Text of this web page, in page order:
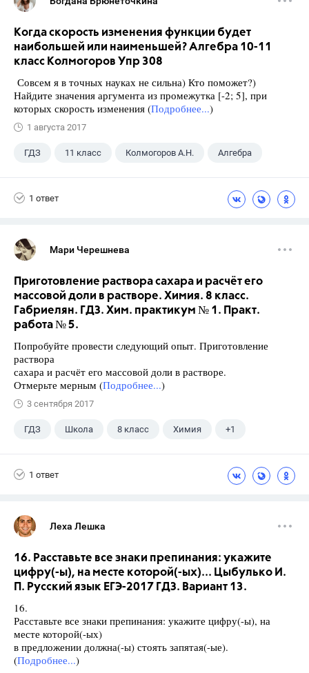
Когда скорость изменения функции будет
наибольшей или наименьшей? Алгебра 10-11
класс Колмогоров Упр 308
Совсем я в точных науках не сильна) Кто поможет?)
Найдите значения аргумента из промежутка [-2; 5], при
которых скорость изменения (Подробнее...)
1 августа 2017
ГДЗ 11 класс Колмогоров А.Н. Алгебра
1 ответ
Мари Черешнева
Приготовление раствора сахара и расчёт его
массовой доли в растворе. Химия. 8 класс.
Габриелян. ГДЗ. Хим. практикум № 1. Практ.
работа № 5.
Попробуйте провести следующий опыт. Приготовление
раствора
сахара и расчёт его массовой доли в растворе.
Отмерьте мерным (Подробнее...)
3 сентября 2017
ГДЗ Школа 8 класс Химия +1
1 ответ
Леха Лешка
16. Расставьте все знаки препинания: укажите
цифру(-ы), на месте которой(-ых)... Цыбулько И.
П. Русский язык ЕГЭ-2017 ГДЗ. Вариант 13.
16.
Расставьте все знаки препинания: укажите цифру(-ы), на
месте которой(-ых)
в предложении должна(-ы) стоять запятая(-ые).
(Подробнее...)